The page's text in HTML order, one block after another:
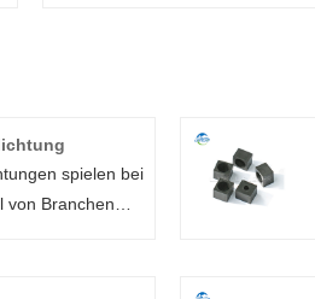
spielen bei
von Branchen